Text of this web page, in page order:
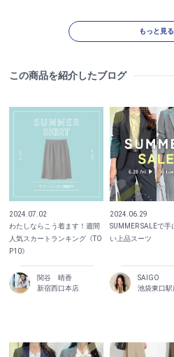
もっと見る
この商品を紹介したブログ
2024.07.02
わたしならこう着ます！週間
人気スカートランキング《TO
P10》
関谷 晴香
新宿西口本店
2024.06.29
SUMMER SALEで手
い上品スーツ
SAIGO
池袋東口駅